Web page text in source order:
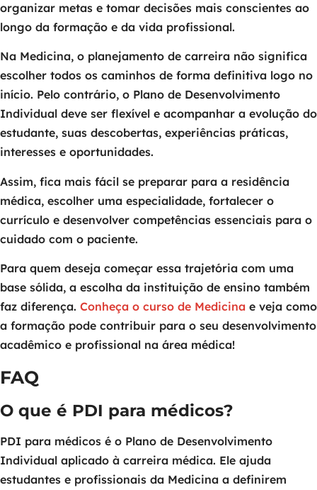
organizar metas e tomar decisões mais conscientes ao
longo da formação e da vida profissional.
Na Medicina, o planejamento de carreira não significa
escolher todos os caminhos de forma definitiva logo no
início. Pelo contrário, o Plano de Desenvolvimento
Individual deve ser flexível e acompanhar a evolução do
estudante, suas descobertas, experiências práticas,
interesses e oportunidades.
Assim, fica mais fácil se preparar para a residência
médica, escolher uma especialidade, fortalecer o
currículo e desenvolver competências essenciais para o
cuidado com o paciente.
Para quem deseja começar essa trajetória com uma
base sólida, a escolha da instituição de ensino também
faz diferença. Conheça o curso de Medicina e veja como
a formação pode contribuir para o seu desenvolvimento
acadêmico e profissional na área médica!
FAQ
O que é PDI para médicos?
PDI para médicos é o Plano de Desenvolvimento
Individual aplicado à carreira médica. Ele ajuda
estudantes e profissionais da Medicina a definirem